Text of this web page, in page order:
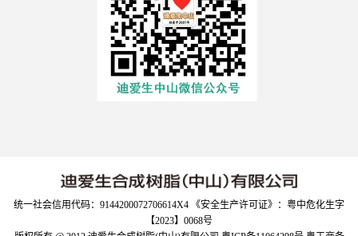
统一社会信用代码：9144200072706614X4 《安全生产许可证》：粤中危化生字
【2023】0068号